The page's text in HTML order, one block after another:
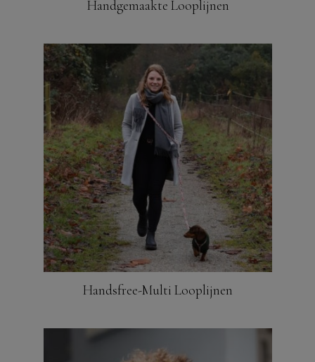
Handgemaakte Looplijnen
Handsfree-Multi Looplijnen